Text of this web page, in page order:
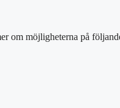
om möjligheterna på